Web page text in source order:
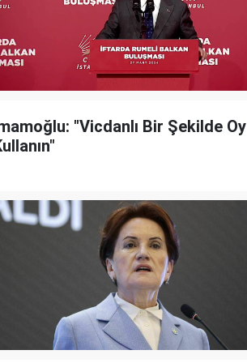
"Vicdanlı Bir Şekilde Oy